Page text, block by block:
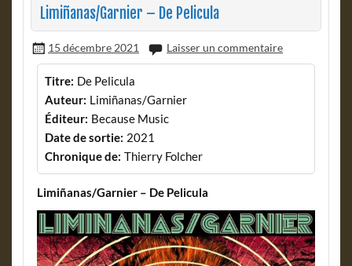
Limiñanas/Garnier – De Pelicula
15 décembre 2021 Laisser un commentaire
Titre: De Pelicula
Auteur: Limiñanas/Garnier
Éditeur: Because Music
Date de sortie: 2021
Chronique de: Thierry Folcher
Limiñanas/Garnier – De Pelicula